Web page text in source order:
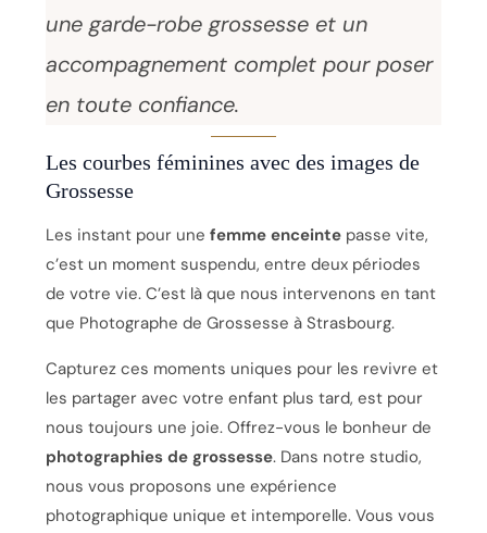
une garde-robe grossesse et un
accompagnement complet pour poser
en toute confiance.
Les courbes féminines avec des images de
Grossesse
Les instant pour une femme enceintepasse vite,
c’est un moment suspendu, entre deux périodes
de votre vie. C’est là que nous intervenons en tant
que Photographe de Grossesse à Strasbourg.
Capturez ces moments uniques pour les revivre et
les partager avec votre enfant plus tard, est pour
nous toujours une joie. Offrez-vous le bonheur de
photographies de grossesse. Dans notre studio,
nous vous proposons une expérience
photographique unique et intemporelle. Vous vous